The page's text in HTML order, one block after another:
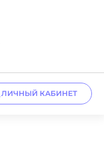
ЛИЧНЫЙ КАБИНЕТ